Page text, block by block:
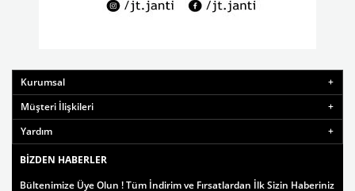
Kurumsal
Müşteri İlişkileri
Yardım
BIZDEN HABERLER
Bültenimize Üye Olun ! Tüm İndirim ve Fırsatlardan İlk Sizin Haberiniz